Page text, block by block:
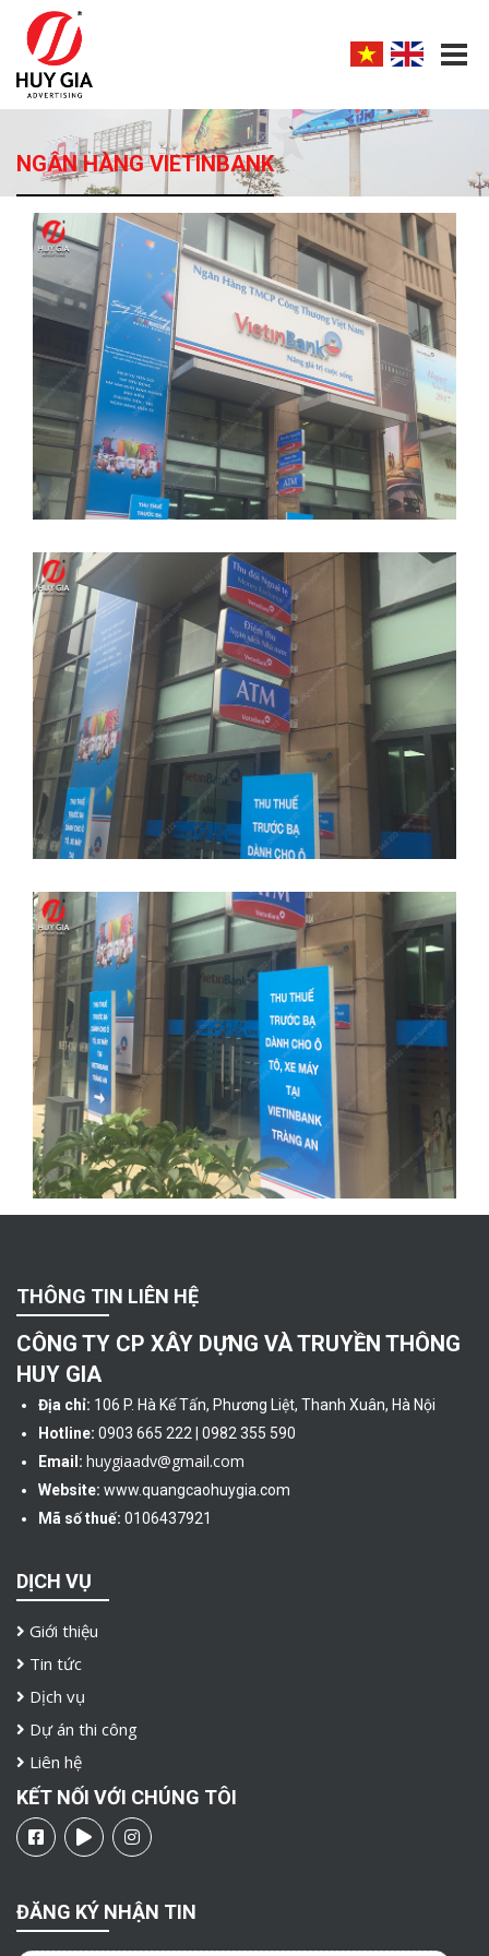
NGÂN HÀNG VIETINBANK
THÔNG TIN LIÊN HỆ
CÔNG TY CP XÂY DỰNG VÀ TRUYỀN THÔNG
HUY GIA
Địa chỉ: 106 P. Hà Kế Tấn, Phương Liệt, Thanh Xuân, Hà Nội
Hotline: 0903 665 222 | 0982 355 590
Email: huygiaadv@gmail.com
Website: www.quangcaohuygia.com
Mã số thuế: 0106437921
DỊCH VỤ
Giới thiệu
Tin tức
Dịch vụ
Dự án thi công
Liên hệ
KẾT NỐI VỚI CHÚNG TÔI
ĐĂNG KÝ NHẬN TIN